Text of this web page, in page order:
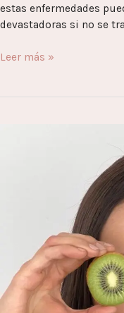
estas enfermedades
devastadoras si no se
Leer más »
Mirada
Profunda